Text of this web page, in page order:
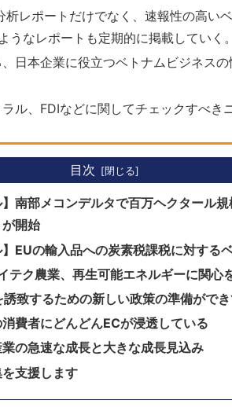
レポートだけでなく、速報性の高い
うなレポートも定期的に掲載していく。
日本企業に役立つベトナムビジネス
ル、FDIなどに関してチェックすべき
目次
】南部メコンデルタで百万ヘクタール
開始
】EUの輸入品への炭素税課税に対する
テク農業、再生可能エネルギーに関心
誘致するための新しい政策の準備がで
消費者にどんどんECが浸透している
業の急速な成長と大きな成長見込み
支援します